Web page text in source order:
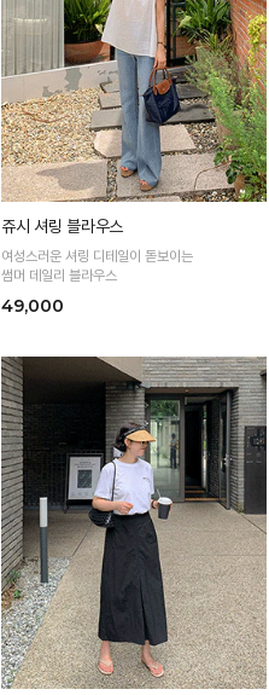
쥬시 셔링 블라우스
여성스러운 셔링 디테일이 돋보이는
썸머 데일리 블라우스
49,000